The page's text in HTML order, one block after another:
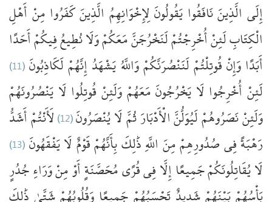
إِلَى الَّذِينَنَافَقُوايَقُولُونَلِإِخْوَانِهِمُ الَّذِينَكَفَرُوامِنْأَهْلِ
الْكِتَابِلَئِنْأُخْرِجْتُمْلَنَخْرُجَنَّمَعَكُمْوَلَانُطِيعُفِيكُمْأَحَدًا
أَبَدًاوَإِنْقُوتِلْتُمْلَنَنْصُرَنَّكُمْوَاللَّهُيَشْهَدُإِنَّهُمْلَكَاذِبُونَ(11)
لَئِنْأُخْرِجُوالَايَخْرُجُونَمَعَهُمْوَلَئِنْقُوتِلُوالَايَنْصُرُونَهُمْ
وَلَئِنْنَصَرُوهُمْلَيُوَلُّنَّالْأَدْبَارَثُمَّلَايُنْصَرُونَ(12) لَأَنْتُمْأَشَدُّ
رَهْبَةًفِيصُدُورِهِمْمِنَاللَّهِذَٰلِكَبِأَنَّهُمْقَوْمٌلَايَفْقَهُونَ(13)
لَايُقَاتِلُونَكُمْجَمِيعًاإِلَّافِيقُرًىمُحَصَّنَةٍأَوْمِنْوَرَاءِجُدُرٍ
بَأْسُهُمْبَيْنَهُمْشَدِيدٌتَحْسَبُهُمْجَمِيعًاوَقُلُوبُهُمْشَتَّىٰذَٰلِكَ